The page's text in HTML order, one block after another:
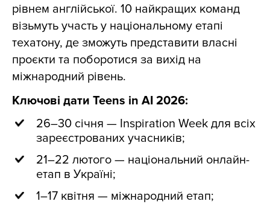
рівнем англійської. 10 найкращих команд
візьмуть участь у національному етапі
техатону, де зможуть представити власні
проєкти та поборотися за вихід на
міжнародний рівень.
Ключові дати Teens in AI 2026:
26–30 січня — Inspiration Week для всіх
зареєстрованих учасників;
21–22 лютого — національний онлайн-
етап в Україні;
1–17 квітня — міжнародний етап;